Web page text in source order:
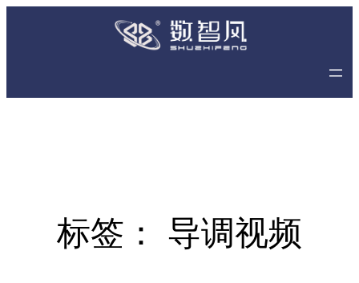
标签： 导调视频